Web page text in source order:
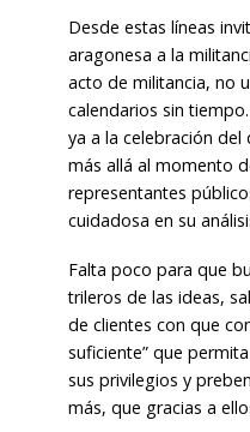
Desde estas líneas
aragonesa a la
acto de militancia, no
calendarios sin
ya a la celebración
más allá al momento
representantes
cuidadosa en su
Falta poco para que
trileros de las ideas,
de clientes con que
suficiente” que
sus privilegios y
más, que gracias a